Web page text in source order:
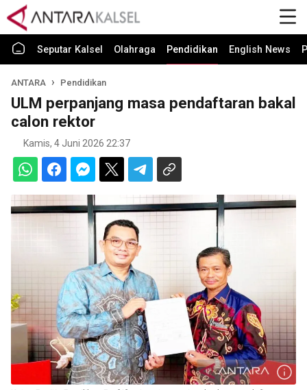
Seputar Kalsel Olahraga Pendidikan English News
ANTARA Pendidikan
ULM perpanjang masa pendaftaran bakal
calon rektor
Kamis, 4 Juni 2026 22:37